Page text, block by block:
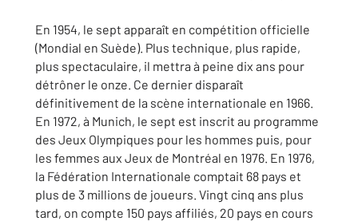
En 1954, le sept apparaît en compétition officielle
(Mondial en Suède). Plus technique, plus rapide,
plus spectaculaire, il mettra à peine dix ans pour
détrôner le onze. Ce dernier disparaît
définitivement de la scène internationale en 1966.
En 1972, à Munich, le sept est inscrit au programme
des Jeux Olympiques pour les hommes puis, pour
les femmes aux Jeux de Montréal en 1976. En 1976,
la Fédération Internationale comptait 68 pays et
plus de 3 millions de joueurs. Vingt cinq ans plus
tard, on compte 150 pays affiliés, 20 pays en cours